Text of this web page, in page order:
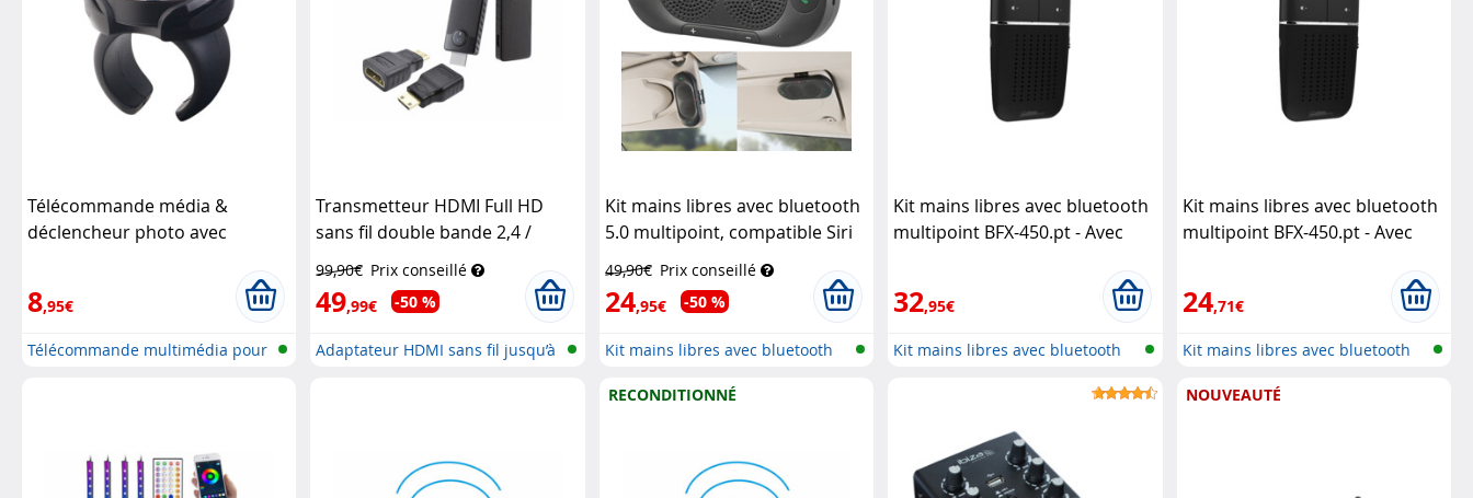
Télécommande média &
déclencheur photo avec
8,95€
Télécommande multimédia pour
Transmetteur HDMI Full HD
sans fil double bande 2,4 /
99,90€ Prix conseillé
49,99€ -50 %
Adaptateur HDMI sans fil jusqu’à
Kit mains libres avec bluetooth
5.0 multipoint, compatible Siri
& Google BFX-420.pt
49,90€ Prix conseillé
24,95€ -50 %
Kit mains libres avec bluetooth
Kit mains libres avec bluetooth
multipoint BFX-450.pt - Avec
32,95€
Kit mains libres avec bluetooth
Kit mains libres avec bluetooth
multipoint BFX-450.pt - Avec
24,71€
Kit mains libres avec bluetooth
RECONDITIONNÉ NOUVEAUTÉ